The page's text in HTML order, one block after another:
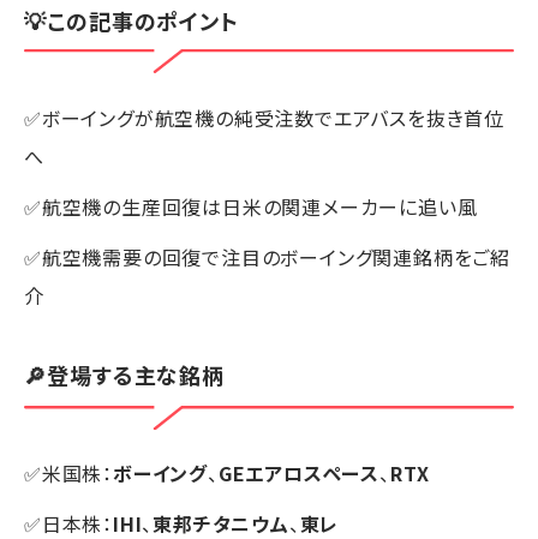
💡この記事のポイント
✅ボーイングが航空機の純受注数でエアバスを抜き首位
へ
✅航空機の生産回復は日米の関連メーカーに追い風
✅航空機需要の回復で注目のボーイング関連銘柄をご紹
介
🔎登場する主な銘柄
✅米国株：ボーイング、GEエアロスペース、RTX
✅日本株：IHI、東邦チタニウム、東レ